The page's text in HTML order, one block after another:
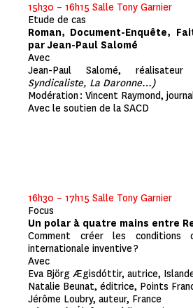
15h30 – 16h15 Salle Tony Garnier
Etude de cas
Roman, Document-Enquête,
par Jean-Paul Salomé
Avec
Jean-Paul Salomé,
Syndicaliste, La Daronne…)
Modération : Vincent Raymond,
Avec le soutien de la SACD
16h30 – 17h15 Salle Tony Garnier
Focus
Un polar à quatre mains entre
Comment créer les conditions
internationale inventive ?
Avec
Eva Björg Ægisdóttir, autrice,
Natalie Beunat, éditrice, Points
Jérôme Loubry, auteur, France